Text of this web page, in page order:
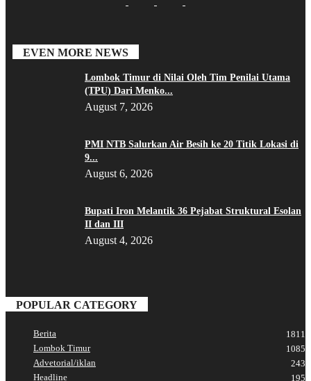
EVEN MORE NEWS
Lombok Timur di Nilai Oleh Tim Penilai Utama
(TPU) Dari Menko...
August 7, 2026
PMI NTB Salurkan Air Besih ke 20 Titik Lokasi di
9...
August 6, 2026
Bupati Iron Melantik 36 Pejabat Struktural Esolan
II dan III
August 4, 2026
POPULAR CATEGORY
Berita
1811
Lombok Timur
1085
Advetorial/iklan
243
Headline
195